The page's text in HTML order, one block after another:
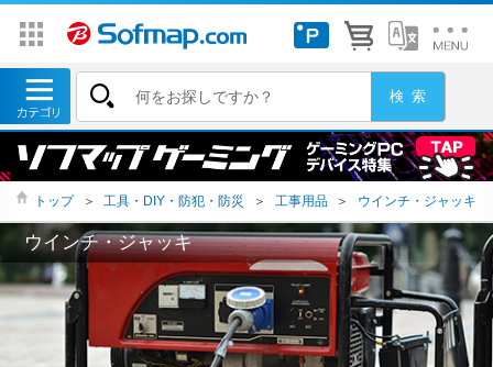
トップ ＞ 工具・DIY・防犯・防災 ＞ 工事用品 ＞ ウインチ・ジャッキ
ウインチ・ジャッキ